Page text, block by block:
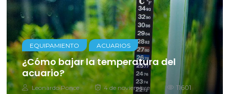
EQUIPAMIENTO ACUARIOS
¿Cómo bajar la temperatura del
acuario?
Autor
Leonardo Ponce
Posted
4 de noviembre 11601